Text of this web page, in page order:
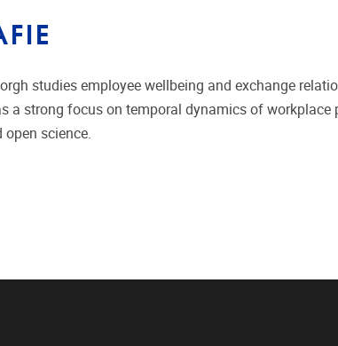
studies employee wellbeing and exchange
a strong focus on temporal dynamics of
science.